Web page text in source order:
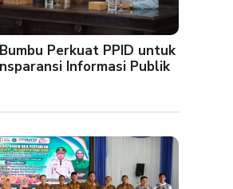
Perkuat PPID untuk
Informasi Publik